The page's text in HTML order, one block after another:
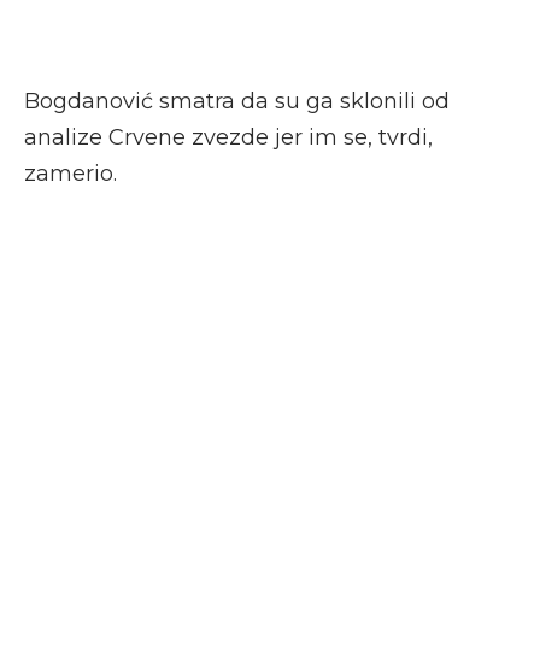
Bogdanović smatra da su ga sklonili od
analize Crvene zvezde jer im se, tvrdi,
zamerio.